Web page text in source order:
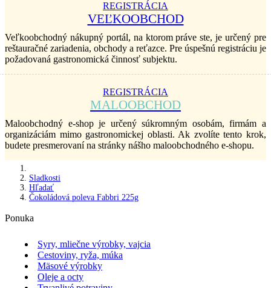
REGISTRÁCIA
VEĽKOOBCHOD
Veľkoobchodný nákupný portál, na ktorom práve ste, je určený pre
reštauračné zariadenia, obchody a reťazce. Pre úspešnú registráciu je
požadovaná gastronomická činnosť subjektu.
REGISTRÁCIA
MALOOBCHOD
Maloobchodný e-shop je určený súkromným osobám, firmám a
organizáciám mimo gastronomickej oblasti. Ak zvolíte tento krok,
budete presmerovaní na stránky nášho maloobchodného e-shopu.
Sladkosti
Hľadať
Čokoládová poleva Fabbri 225g
Ponuka
Syry, mliečne výrobky, vajcia
Cestoviny, ryža, múka
Mäsové výrobky
Oleje a octy